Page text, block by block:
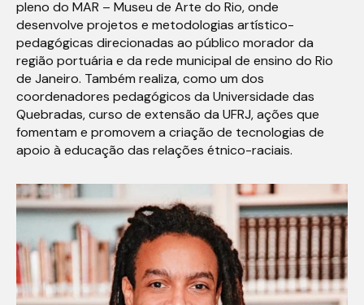
pleno do MAR – Museu de Arte do Rio, onde
desenvolve projetos e metodologias artístico-
pedagógicas direcionadas ao público morador da
região portuária e da rede municipal de ensino do Rio
de Janeiro. Também realiza, como um dos
coordenadores pedagógicos da Universidade das
Quebradas, curso de extensão da UFRJ, ações que
fomentam e promovem a criação de tecnologias de
apoio à educação das relações étnico-raciais.